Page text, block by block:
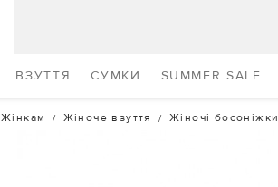
ВЗУТТЯ СУМКИ SUMMER SALE
Жінкам Жіноче взуття Жіночі босоніжки